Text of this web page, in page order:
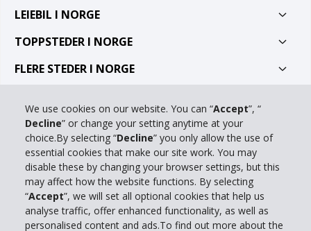
We use cookies on our website. You can “Accept”, “
Decline” or change your setting anytime at your
choice.By selecting “Decline” you only allow the use of
essential cookies that make our site work. You may
disable these by changing your browser settings, but this
may affect how the website functions. By selecting
“Accept”, we will set all optional cookies that help us
analyse traffic, offer enhanced functionality, as well as
personalised content and ads.To find out more about the
LEIEBIL I NORGE
TOPPSTEDER I NORGE
FLERE STEDER I NORGE
TOPP UTLEIESTASJONER I NORGE
Spesialtilbud
Bilguide